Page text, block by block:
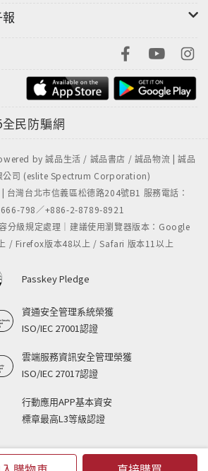
民防騙網
by 誠品生活 / 誠品書店 / 誠品物流 | 誠品
公司 (eslite Spectrum Corporation)
灣台北市信義區松德路204號B1 服務電話：
798／+886-2-8789-8921
分級規定處理｜建議使用瀏覽器版本：Google
/ Firefox版本48以上 / Safari 版本11以上
Passkey Pledge
資通安全管理系統榮獲
ISO/IEC 27001認證
雲端服務資訊安全管理榮獲
ISO/IEC 27017認證
行動應用APP基本資安
標章最高L3等級認證